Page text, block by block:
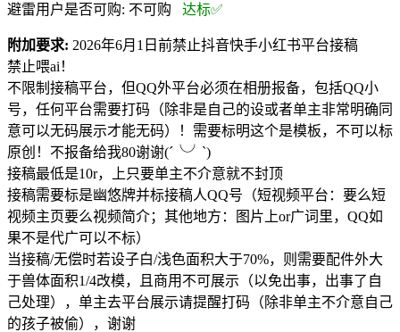
避雷用户是否可购: 不可购 达标✅
附加要求: 2026年6月1日前禁止抖音快手小红书平台接稿
禁止喂ai！
不限制接稿平台，但QQ外平台必须在相册报备，包括QQ小
号，任何平台需要打码（除非是自己的设或者单主非常明确同
意可以无码展示才能无码）！需要标明这个是模板，不可以标
原创！不报备给我80谢谢(´╰╯`)
接稿最低是10r，上只要单主不介意就不封顶
接稿需要标是幽悠牌并标接稿人QQ号（短视频平台：要么短
视频主页要么视频简介；其他地方：图片上or广词里，QQ如
果不是代广可以不标）
当接稿/无偿时若设子白/浅色面积大于70%，则需要配件外大
于兽体面积1/4改模，且商用不可展示（以免出事，出事了自
己处理），单主去平台展示请提醒打码（除非单主不介意自己
的孩子被偷），谢谢